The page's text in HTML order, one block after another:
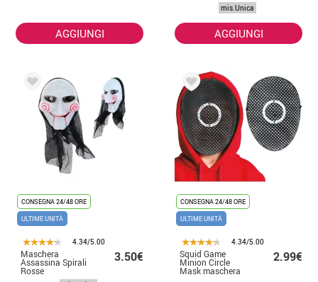
AGGIUNGI
mis.Unica
AGGIUNGI
CONSEGNA 24/48 ORE
ULTIME UNITÀ
4.34/5.00
Maschera
Assassina Spirali
Rosse
3.50€
CONSEGNA 24/48 ORE
ULTIME UNITÀ
4.34/5.00
Squid Game
Minion Circle
Mask maschera
2.99€